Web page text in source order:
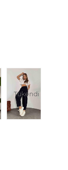
Tükendi